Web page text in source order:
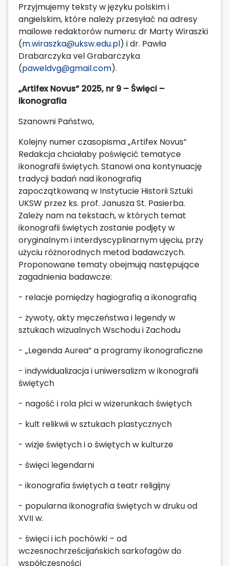
Przyjmujemy teksty w języku polskim i
angielskim, które należy przesyłać na adresy
mailowe redaktorów numeru: dr Marty Wiraszki
(m.wiraszka@uksw.edu.pl) i dr. Pawła
Drabarczyka vel Grabarczyka
(paweldvg@gmail.com).
„Artifex Novus” 2025, nr 9 – Święci –
ikonografia
Szanowni Państwo,
Kolejny numer czasopisma „Artifex Novus”
Redakcja chciałaby poświęcić tematyce
ikonografii świętych. Stanowi ona kontynuację
tradycji badań nad ikonografią
zapoczątkowaną w Instytucie Historii Sztuki
UKSW przez ks. prof. Janusza St. Pasierba.
Zależy nam na tekstach, w których temat
ikonografii świętych zostanie podjęty w
oryginalnym i interdyscyplinarnym ujęciu, przy
użyciu różnorodnych metod badawczych.
Proponowane tematy obejmują następujące
zagadnienia badawcze:
- relacje pomiędzy hagiografią a ikonografią
- żywoty, akty męczeństwa i legendy w
sztukach wizualnych Wschodu i Zachodu
- „Legenda Aurea” a programy ikonograficzne
- indywidualizacja i uniwersalizm w ikonografii
świętych
- nagość i rola płci w wizerunkach świętych
- kult relikwii w sztukach plastycznych
- wizje świętych i o świętych w kulturze
- święci legendarni
- ikonografia świętych a teatr religijny
- popularna ikonografia świętych w druku od
XVII w.
- święci i ich pochówki – od
wczesnochrześcijańskich sarkofagów do
współczesności